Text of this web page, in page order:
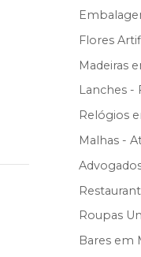
Flores
Madeiras
Lanches -
Relógios
Malhas -
Roupas
Bares em